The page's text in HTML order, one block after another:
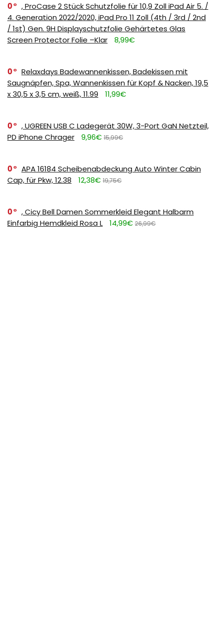
0
, ProCase 2 Stück Schutzfolie für 10,9 Zoll iPad Air 5. /
4. Generation 2022/2020, iPad Pro 11 Zoll (4th / 3rd / 2nd
/ 1st) Gen. 9H Displayschutzfolie Gehärtetes Glas
Screen Protector Folie –Klar
8,99€
0
Relaxdays Badewannenkissen, Badekissen mit
Saugnäpfen, Spa, Wannenkissen für Kopf & Nacken, 19,5
x 30,5 x 3,5 cm, weiß, 11.99
11,99€
0
, UGREEN USB C Ladegerät 30W, 3-Port GaN Netzteil,
PD iPhone Chrager
9,96€ 15,99€
0
APA 16184 Scheibenabdeckung Auto Winter Cabin
Cap, für Pkw, 12.38
12,38€ 19,75€
0
, Cicy Bell Damen Sommerkleid Elegant Halbarm
Einfarbig Hemdkleid Rosa L
14,99€ 26,99€